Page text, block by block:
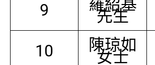
9 羅紹基
先生
10 陳琼如
女士